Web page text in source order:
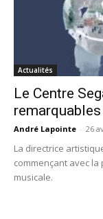
Actualités
Le Centre
André Lapointe - 26
La directrice
commençant avec
musicale.